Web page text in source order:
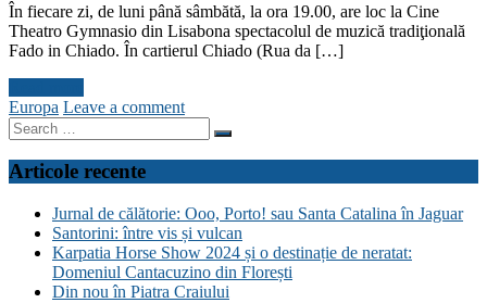
În fiecare zi, de luni până sâmbătă, la ora 19.00, are loc la Cine
Theatro Gymnasio din Lisabona spectacolul de muzică tradiţională
Fado in Chiado. În cartierul Chiado (Rua da […]
Europa Leave a comment
Search
for:
Articole recente
Jurnal de călătorie: Ooo, Porto! sau Santa Catalina în Jaguar
Santorini: între vis și vulcan
Karpatia Horse Show 2024 și o destinație de neratat:
Domeniul Cantacuzino din Florești
Din nou în Piatra Craiului